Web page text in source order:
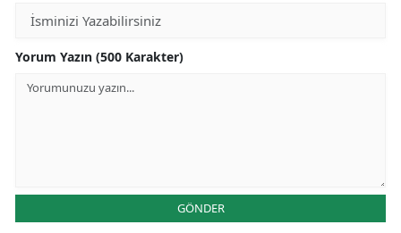
Yorum Yazın (500 Karakter)
GÖNDER